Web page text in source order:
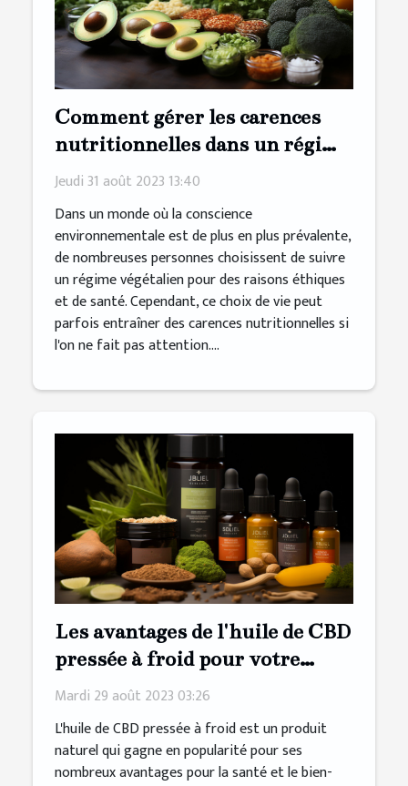
Comment gérer les carences
nutritionnelles dans un régime
végétalien
Jeudi 31 août 2023 13:40
Dans un monde où la conscience
environnementale est de plus en plus prévalente,
de nombreuses personnes choisissent de suivre
un régime végétalien pour des raisons éthiques
et de santé. Cependant, ce choix de vie peut
parfois entraîner des carences nutritionnelles si
l'on ne fait pas attention....
Les avantages de l'huile de CBD
pressée à froid pour votre
bien-être
Mardi 29 août 2023 03:26
L'huile de CBD pressée à froid est un produit
naturel qui gagne en popularité pour ses
nombreux avantages pour la santé et le bien-